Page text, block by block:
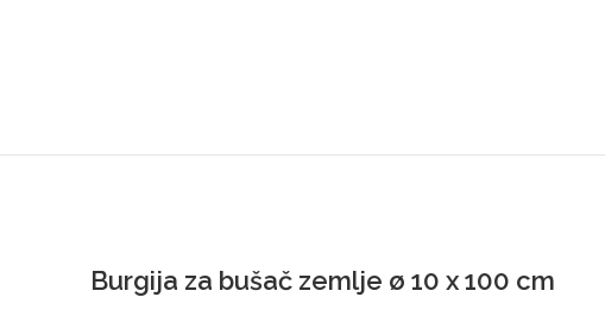
Burgija za bušač zemlje ø 10 x 100 cm